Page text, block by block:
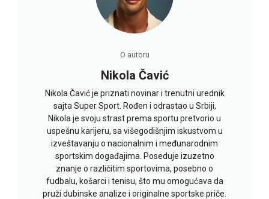
O autoru
Nikola Čavić
Nikola Čavić je priznati novinar i trenutni urednik
sajta Super Sport. Rođen i odrastao u Srbiji,
Nikola je svoju strast prema sportu pretvorio u
uspešnu karijeru, sa višegodišnjim iskustvom u
izveštavanju o nacionalnim i međunarodnim
sportskim događajima. Poseduje izuzetno
znanje o različitim sportovima, posebno o
fudbalu, košarci i tenisu, što mu omogućava da
pruži dubinske analize i originalne sportske priče.